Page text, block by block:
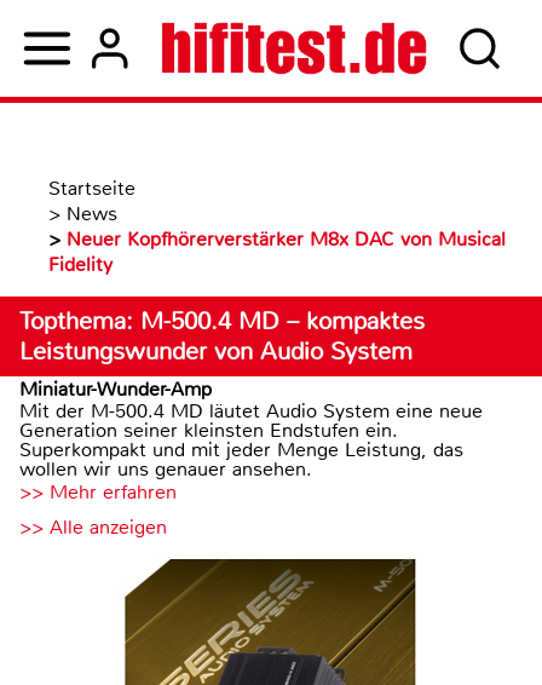
Startseite
> News
> Neuer Kopfhörerverstärker M8x DAC von Musical
Fidelity
Topthema: M-500.4 MD – kompaktes
Leistungswunder von Audio System
Miniatur-Wunder-Amp
Mit der M-500.4 MD läutet Audio System eine neue
Generation seiner kleinsten Endstufen ein.
Superkompakt und mit jeder Menge Leistung, das
wollen wir uns genauer ansehen.
>> Mehr erfahren
>> Alle anzeigen